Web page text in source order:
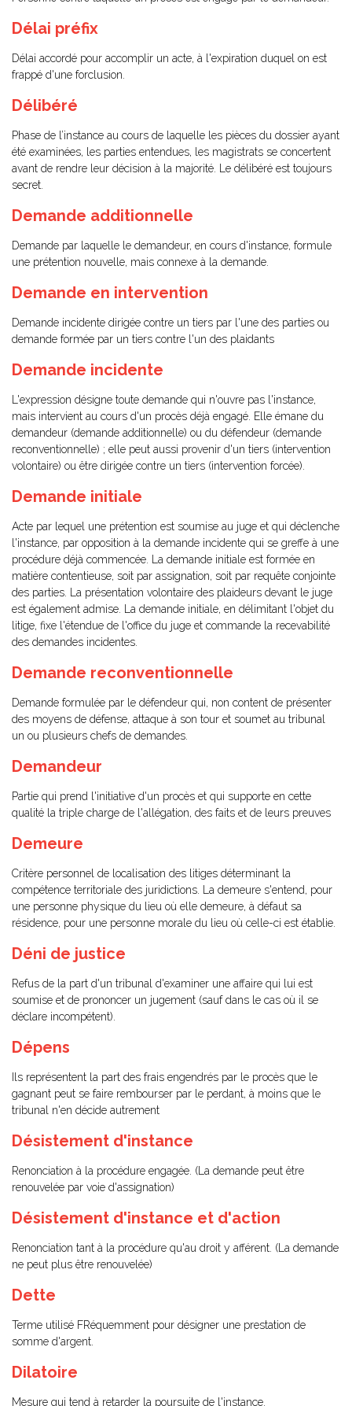
Délai préfix
Délai accordé pour accomplir un acte, à l'expiration duquel on est
frappé d'une forclusion.
Délibéré
Phase de l’instance au cours de laquelle les pièces du dossier ayant
été examinées, les parties entendues, les magistrats se concertent
avant de rendre leur décision à la majorité. Le délibéré est toujours
secret.
Demande additionnelle
Demande par laquelle le demandeur, en cours d'instance, formule
une prétention nouvelle, mais connexe à la demande.
Demande en intervention
Demande incidente dirigée contre un tiers par l'une des parties ou
demande formée par un tiers contre l'un des plaidants
Demande incidente
L'expression désigne toute demande qui n'ouvre pas l'instance,
mais intervient au cours d'un procès déjà engagé. Elle émane du
demandeur (demande additionnelle) ou du défendeur (demande
reconventionnelle) ; elle peut aussi provenir d'un tiers (intervention
volontaire) ou être dirigée contre un tiers (intervention forcée).
Demande initiale
Acte par lequel une prétention est soumise au juge et qui déclenche
l'instance, par opposition à la demande incidente qui se greffe à une
procédure déjà commencée. La demande initiale est formée en
matière contentieuse, soit par assignation, soit par requête conjointe
des parties. La présentation volontaire des plaideurs devant le juge
est également admise. La demande initiale, en délimitant l'objet du
litige, fixe l'étendue de l'office du juge et commande la recevabilité
des demandes incidentes.
Demande reconventionnelle
Demande formulée par le défendeur qui, non content de présenter
des moyens de défense, attaque à son tour et soumet au tribunal
un ou plusieurs chefs de demandes.
Demandeur
Partie qui prend l'initiative d'un procès et qui supporte en cette
qualité la triple charge de l'allégation, des faits et de leurs preuves
Demeure
Critère personnel de localisation des litiges déterminant la
compétence territoriale des juridictions. La demeure s'entend, pour
une personne physique du lieu où elle demeure, à défaut sa
résidence, pour une personne morale du lieu où celle-ci est établie.
Déni de justice
Refus de la part d'un tribunal d'examiner une affaire qui lui est
soumise et de prononcer un jugement (sauf dans le cas où il se
déclare incompétent).
Dépens
Ils représentent la part des frais engendrés par le procès que le
gagnant peut se faire rembourser par le perdant, à moins que le
tribunal n'en décide autrement
Désistement d'instance
Renonciation à la procédure engagée. (La demande peut être
renouvelée par voie d'assignation)
Désistement d'instance et d'action
Renonciation tant à la procédure qu'au droit y afférent. (La demande
ne peut plus être renouvelée)
Dette
Terme utilisé FRéquemment pour désigner une prestation de
somme d'argent.
Dilatoire
Mesure qui tend à retarder la poursuite de l'instance.